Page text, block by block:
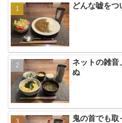
どんな嘘をつ
ネットの雑音
ぬ
鬼の首でも